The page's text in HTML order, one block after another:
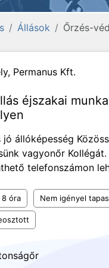
Állások Őrzés-
Permanus Kft.
éjszakai
állóképesség
vagyonőr
telefonszámon
8 óra Nem igényel